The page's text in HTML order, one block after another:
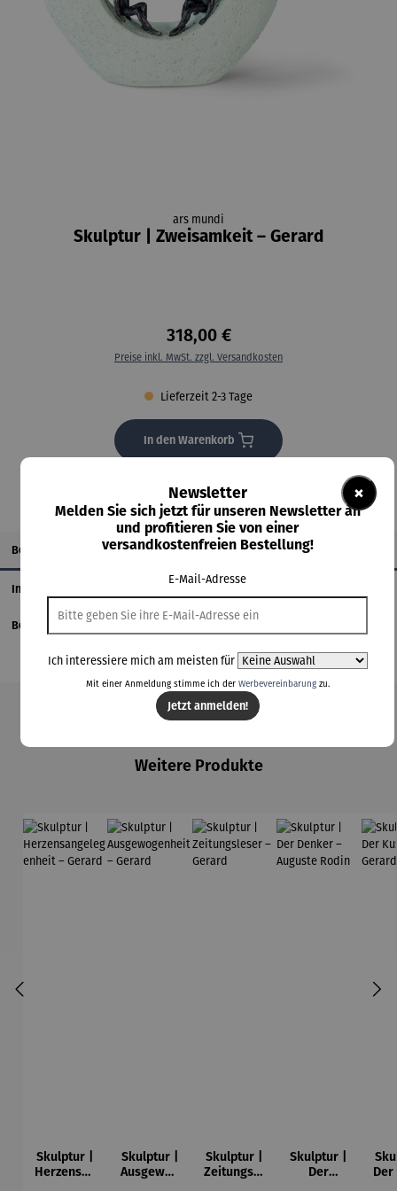
ars mundi
Skulptur | Zweisamkeit – Gerard
318,00 €
Preise inkl. MwSt. zzgl. Versandkosten
Lieferzeit 2-3 Tage
In den Warenkorb
Beschreibung
Informationen zum Hersteller
Bewertungen
Weitere Produkte
Skulptur |
Herzensan
Skulptur |
Ausgewog
Skulptur |
Zeitungsle
Skulptur |
Der
Der
×
Newsletter
Melden Sie sich jetzt für unseren Newsletter an
und profitieren Sie von einer
versandkostenfreien Bestellung!
E-Mail-Adresse
Ich interessiere mich am meisten für
Mit einer Anmeldung stimme ich der Werbevereinbarungzu.
Jetzt anmelden!